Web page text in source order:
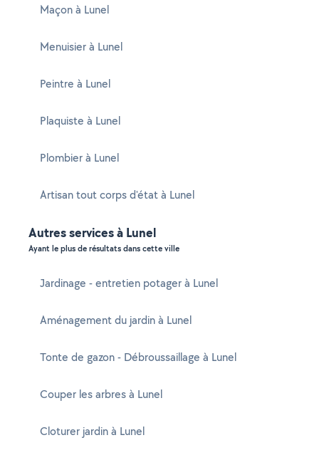
Maçon à Lunel
Menuisier à Lunel
Peintre à Lunel
Plaquiste à Lunel
Plombier à Lunel
Artisan tout corps d'état à Lunel
Autres services à Lunel
Ayant le plus de résultats dans cette ville
Jardinage - entretien potager à Lunel
Aménagement du jardin à Lunel
Tonte de gazon - Débroussaillage à Lunel
Couper les arbres à Lunel
Cloturer jardin à Lunel